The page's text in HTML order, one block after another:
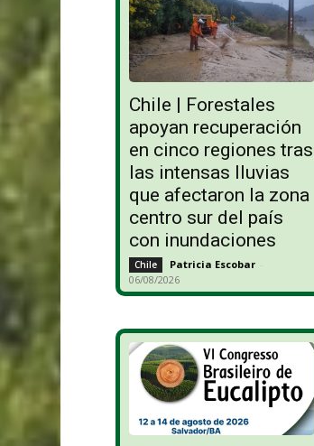
Chile | Forestales
apoyan recuperación
en cinco regiones tras
las intensas lluvias
que afectaron la zona
centro sur del país
con inundaciones
Chile Patricia Escobar -
06/08/2026